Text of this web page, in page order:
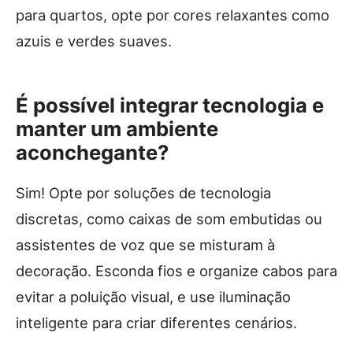
para quartos, opte por cores relaxantes como
azuis e verdes suaves.
É possível integrar tecnologia e
manter um ambiente
aconchegante?
Sim! Opte por soluções de tecnologia
discretas, como caixas de som embutidas ou
assistentes de voz que se misturam à
decoração. Esconda fios e organize cabos para
evitar a poluição visual, e use iluminação
inteligente para criar diferentes cenários.